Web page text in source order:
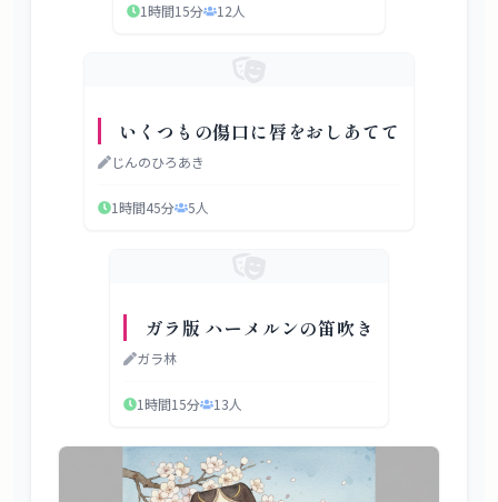
1時間15分 12人
いくつもの傷口に唇をおしあてて
じんのひろあき
1時間45分 5人
ガラ版 ハーメルンの笛吹き
ガラ林
1時間15分 13人